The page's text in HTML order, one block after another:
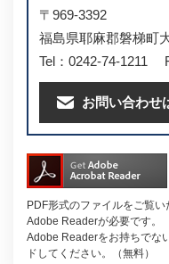
〒969-3392
福島県耶麻郡磐梯町
Tel：0242-74-1211
お問い合わせ
PDF形式のファイルをご覧
Adobe Readerが必要です。
Adobe Readerをお持ちでな
ドしてください。（無料）